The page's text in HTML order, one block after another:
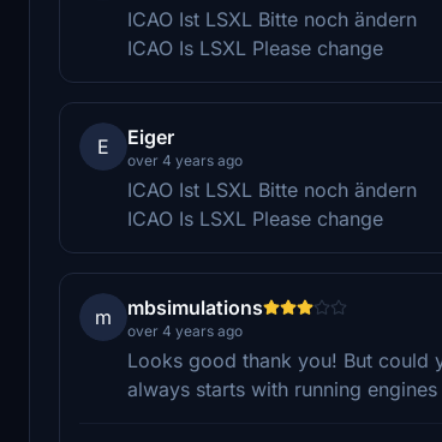
ICAO Ist LSXL Bitte noch ändern
ICAO Is LSXL Please change
E Eiger
over 4 years ago
ICAO Ist LSXL Bitte noch ändern
ICAO Is LSXL Please change
m mbsimulations
over 4 years ago
Looks good thank you! But could
always starts with running